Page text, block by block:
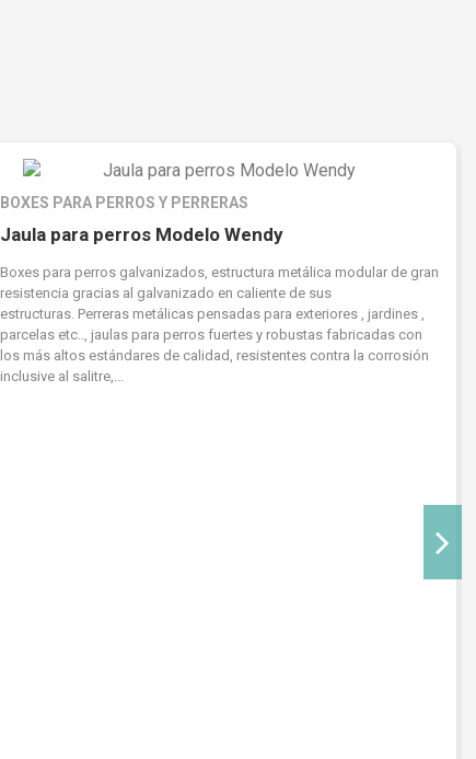
BOXES PARA PERROS Y PERRERAS
Jaula para perros Modelo Wendy
Boxes para perros galvanizados, estructura metálica modular de gran
resistencia gracias al galvanizado en caliente de sus
estructuras. Perreras metálicas pensadas para exteriores , jardines ,
parcelas etc.., jaulas para perros fuertes y robustas fabricadas con
los más altos estándares de calidad, resistentes contra la corrosión
inclusive al salitre,...